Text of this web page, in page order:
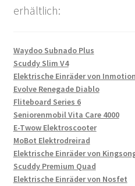
erhältlich:
Waydoo Subnado Plus
Scuddy Slim V4
Elektrische Einräder von Inmotion
Evolve Renegade Diablo
Fliteboard Series 6
Seniorenmobil Vita Care 4000
E-Twow Elektroscooter
MoBot Elektrodreirad
Elektrische Einräder von
Scuddy Premium Quad
Elektrische Einräder von Nosfet